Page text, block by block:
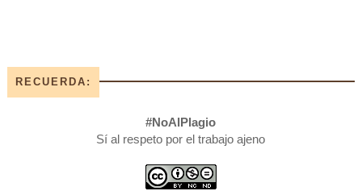
RECUERDA:
#NoAlPlagio
Sí al respeto por el trabajo ajeno